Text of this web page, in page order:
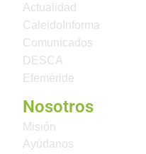
Actualidad
CaleidoInforma
Comunicados
DESCA
Efeméride
Nosotros
Misión
Ayúdanos